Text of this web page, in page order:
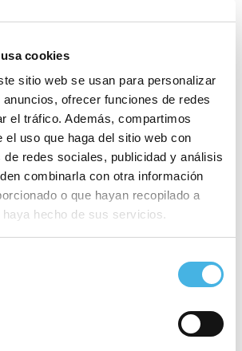
cookies
sitio web se usan para personalizar
ofrecer funciones de redes
el tráfico. Además, compartimos
el uso que haga del sitio web con
de redes sociales, publicidad y análisis
combinarla con otra información
o que hayan recopilado a
hecho de sus servicios.
Uriarte no se queda solo en
esta es su principal actividad
se dedican a otras modalidades
la natación o a organizar campus
reto que se marcan para los
seguir creciendo y para ello están
y sinergias con clubes de
quiere